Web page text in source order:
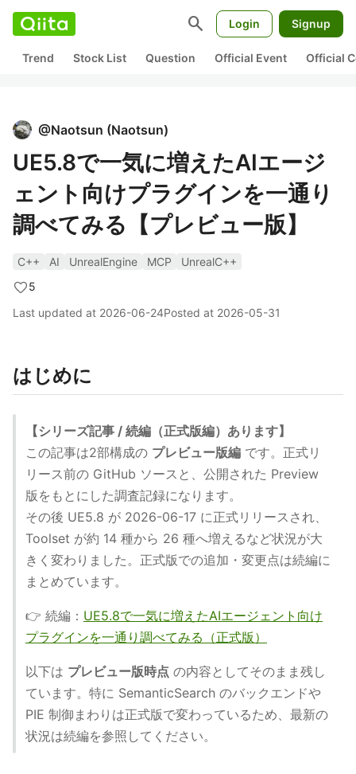
search Login Signup
Trend Stock List Question Official Event Official
@Naotsun (Naotsun)
UE5.8で一気に増えたAIエージ
ェント向けプラグインを一通り
調べてみる【プレビュー版】
C++ AI UnrealEngine MCP
UnrealC++
5
Last updated at 2026-06-24Posted at 2026-05-31
はじめに
【シリーズ記事 / 続編（正式版編）あります】
この記事は2部構成の プレビュー版編 です。正式リ
リース前の GitHub ソースと、公開された Preview
版をもとにした調査記録になります。
その後 UE5.8 が 2026-06-17 に正式リリースされ、
Toolset が約 14 種から 26 種へ増えるなど状況が大
きく変わりました。正式版での追加・変更点は続編に
まとめています。
👉 続編： UE5.8で一気に増えたAIエージェント向け
プラグインを一通り調べてみる（正式版）
以下は プレビュー版時点 の内容としてそのまま残し
ています。特に SemanticSearch のバックエンドや
PIE 制御まわりは正式版で変わっているため、最新の
状況は続編を参照してください。